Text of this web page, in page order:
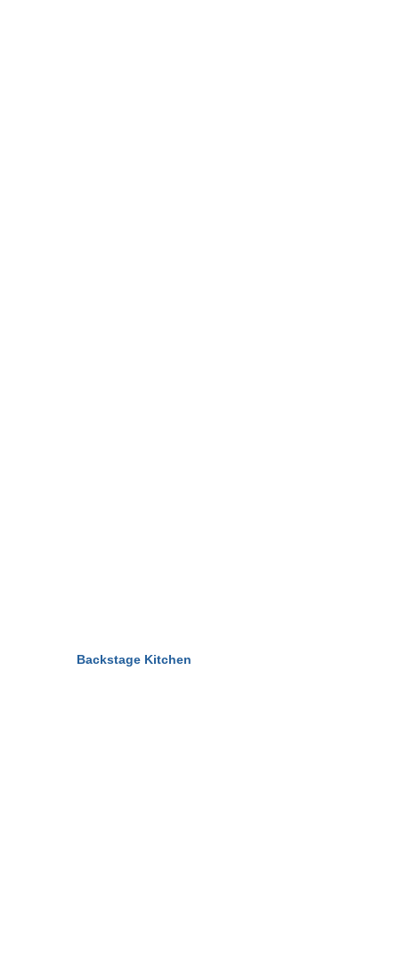
Backstage Kitchen